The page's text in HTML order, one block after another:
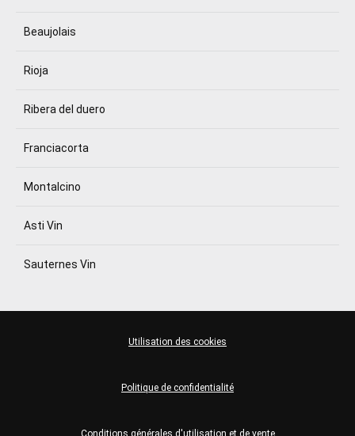
Beaujolais
Rioja
Ribera del duero
Franciacorta
Montalcino
Asti Vin
Sauternes Vin
Conditions générales d'utilisation et de vente
Politique de confidentialité
Utilisation des cookies